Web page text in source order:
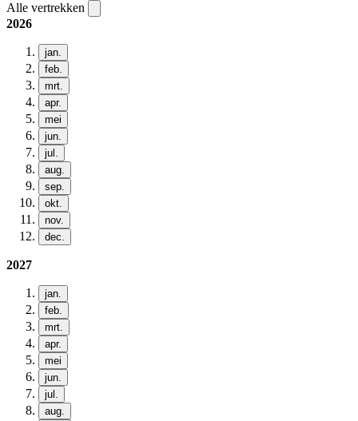
Alle vertrekken
2026
jan.
feb.
mrt.
apr.
mei
jun.
jul.
aug.
sep.
okt.
nov.
dec.
2027
jan.
feb.
mrt.
apr.
mei
jun.
jul.
aug.